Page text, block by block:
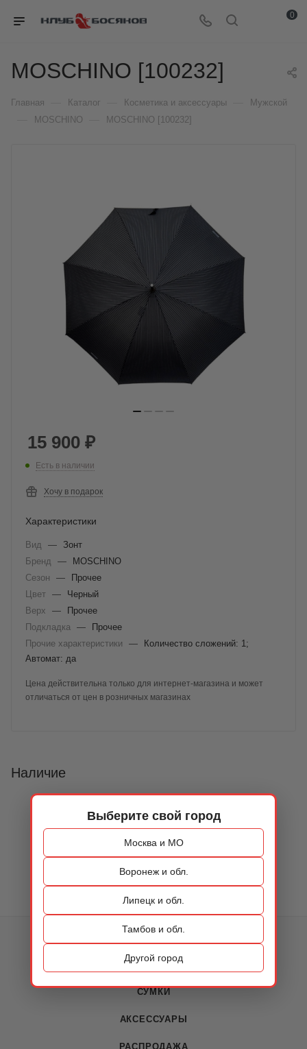
Выберите свой город
Москва и МО
Воронеж и обл.
Липецк и обл.
Тамбов и обл.
Другой город
0
MOSCHINO [100232]
Главная Каталог Косметика и аксессуары Мужской
MOSCHINO MOSCHINO [100232]
15 900 ₽
Есть в наличии
Хочу в подарок
Характеристики
Вид — Зонт
Бренд
—
MOSCHINO
Сезон
—
Прочее
Цвет —
Черный
Верх
—
Прочее
Подкладка
—
Прочее
Прочие характеристики
—
Количество сложений: 1;
Автомат: да
Цена действительна только для интернет-магазина и может
отличаться от цен в розничных магазинах
Наличие
ОБУВЬ
СУМКИ
АКСЕССУАРЫ
РАСПРОДАЖА